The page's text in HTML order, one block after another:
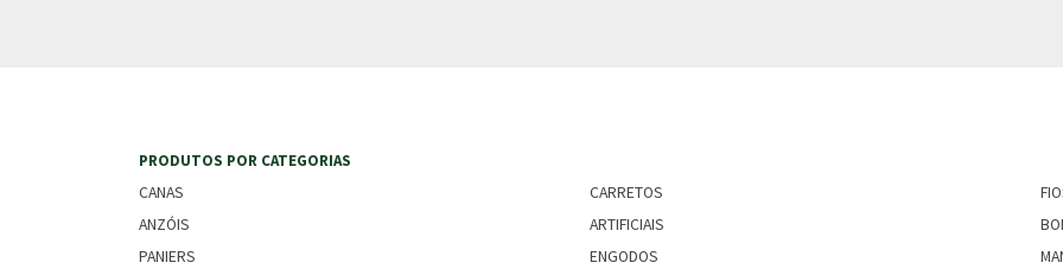
PRODUTOS POR CATEGORIAS
CANAS
CARRETOS
ANZÓIS
ARTIFICIAIS
PANIERS
ENGODOS